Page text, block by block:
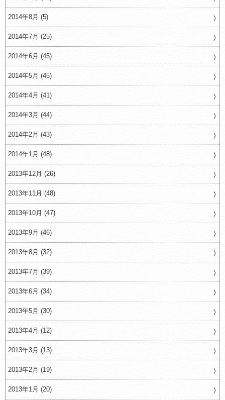
2014年8月 (5)
2014年7月 (25)
2014年6月 (45)
2014年5月 (45)
2014年4月 (41)
2014年3月 (44)
2014年2月 (43)
2014年1月 (48)
2013年12月 (26)
2013年11月 (48)
2013年10月 (47)
2013年9月 (46)
2013年8月 (32)
2013年7月 (39)
2013年6月 (34)
2013年5月 (30)
2013年4月 (12)
2013年3月 (13)
2013年2月 (19)
2013年1月 (20)